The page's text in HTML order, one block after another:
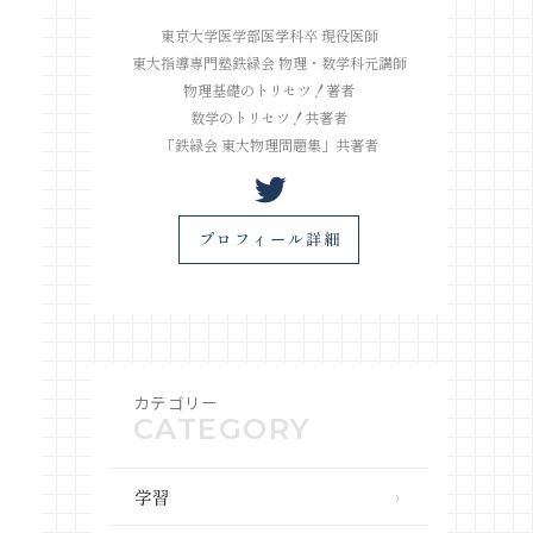
東京大学医学部医学科卒 現役医師
東大指導専門塾鉄緑会 物理・数学科元講師
物理基礎のトリセツ！著者
数学のトリセツ！共著者
「鉄緑会 東大物理問題集」共著者
プロフィール詳細
カテゴリー
学習